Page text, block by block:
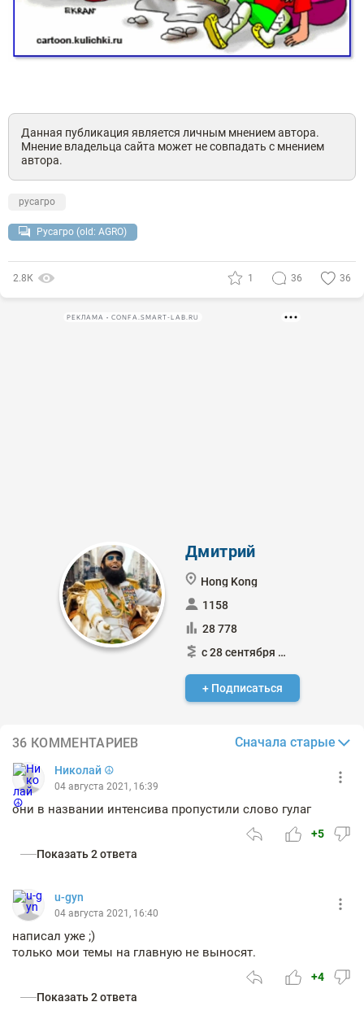
Данная публикация является личным мнением автора.
Мнение владельца сайта может не совпадать с мнением
автора.
русагро
Русагро (old: AGRO)
2.8К 1 36 36
РЕКЛАМА • CONFA.SMART-LAB.RU
Дмитрий
Hong Kong
1158
28 778
с 28 сентября 2010
+ Подписаться
36 КОММЕНТАРИЕВ Сначала старые
Николай ☮
04 августа 2021, 16:39
они в названии интенсива пропустили слово гулаг
+5
Показать 2 ответа
u-gyn
04 августа 2021, 16:40
написал уже ;)
только мои темы на главную не выносят.
+4
Показать 2 ответа